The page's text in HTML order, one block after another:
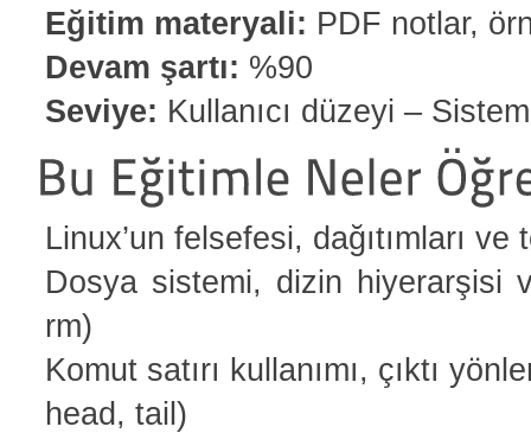
Eğitim materyali: PDF notlar,
Devam şartı: %90
Seviye: Kullanıcı düzeyi –
Linux’un felsefesi, dağıtımları ve
Dosya sistemi, dizin hiyerarşisi
rm)
Komut satırı kullanımı, çıktı
head, tail)